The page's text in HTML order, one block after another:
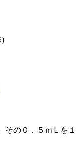
)
その０．５ｍＬを１